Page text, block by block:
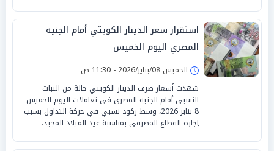
استقرار سعر الدينار الكويتي أمام الجنيه
المصري اليوم الخميس
الخميس 08/يناير/2026 - 11:30 ص
شهدت أسعار صرف الدينار الكويتي حالة من الثبات
النسبي أمام الجنيه المصري في تعاملات اليوم الخميس
8 يناير 2026، وسط ركود نسبي في حركة التداول بسبب
إجازة القطاع المصرفي بمناسبة عيد الميلاد المجيد.